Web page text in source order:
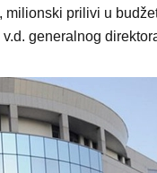
milionski prilivi u
v.d. generalnog